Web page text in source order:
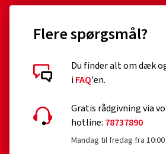
Flere spørgsmål?
Du finder alt om dæk
iFAQ'en.
Gratis rådgivning via
hotline: 78737890
Mandag til fredag fra